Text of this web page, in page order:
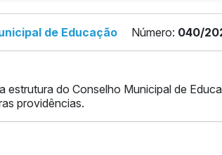
de Educação Número: 040/
estrutura do Conselho Municipal de
providências.